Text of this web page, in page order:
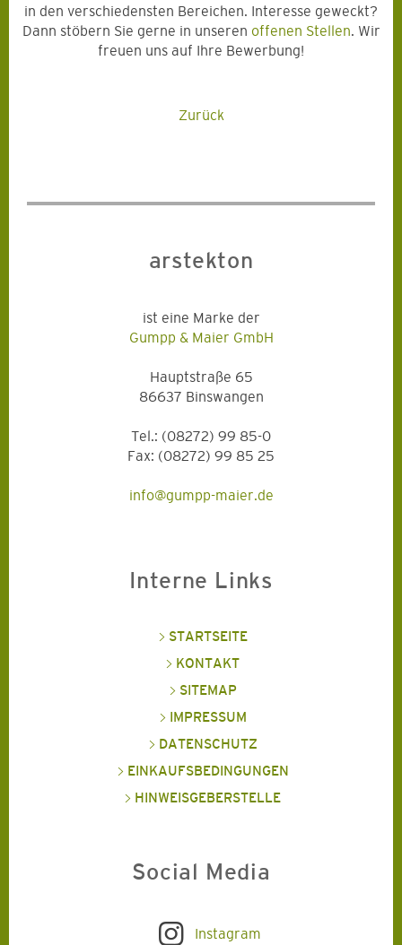
in den verschiedensten Bereichen. Interesse geweckt?
Dann stöbern Sie gerne in unseren offenen Stellen. Wir
freuen uns auf Ihre Bewerbung!
Zurück
arstekton
ist eine Marke der
Gumpp & Maier GmbH
Hauptstraße 65
86637 Binswangen
Tel.: (08272) 99 85-0
Fax: (08272) 99 85 25
info@gumpp-maier.de
Interne Links
STARTSEITE
KONTAKT
SITEMAP
IMPRESSUM
DATENSCHUTZ
EINKAUFSBEDINGUNGEN
HINWEISGEBERSTELLE
Social Media
Instagram